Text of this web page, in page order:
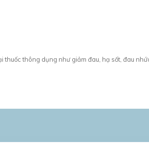
thuốc thông dụng như giảm đau, hạ sốt, đau